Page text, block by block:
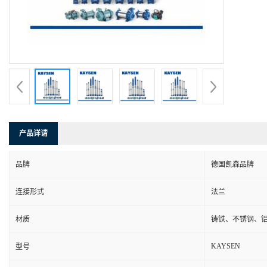
产品详请
品牌 德国凯森品牌
连接形式 法兰
材质 铸铁、不锈钢、
型号 KAYSEN